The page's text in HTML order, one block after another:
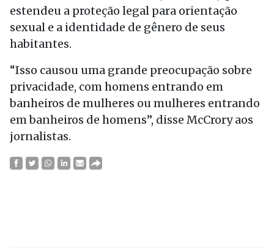
estendeu a proteção legal para orientação
sexual e a identidade de gênero de seus
habitantes.
“Isso causou uma grande preocupação sobre
privacidade, com homens entrando em
banheiros de mulheres ou mulheres entrando
em banheiros de homens”, disse McCrory aos
jornalistas.